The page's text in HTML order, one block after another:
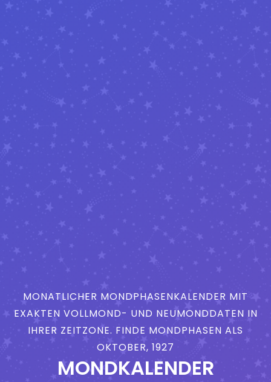
MONATLICHER MONDPHASENKALENDER MIT
EXAKTEN VOLLMOND- UND NEUMONDDATEN IN
IHRER ZEITZONE. FINDE MONDPHASEN ALS
OKTOBER, 1927
MONDKALENDER